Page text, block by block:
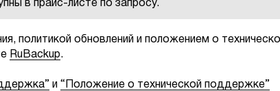
в прайс-листе по запросу.
политикой обновлений и положением о
RuBackup.
и “Положение о технической поддержке”